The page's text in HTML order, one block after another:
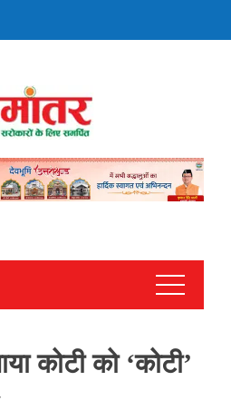
कोटी को ‘कोटी’